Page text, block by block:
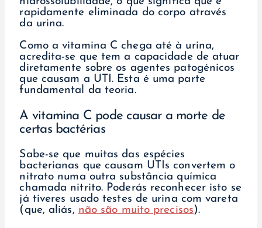
rapidamente eliminada do corpo através
da urina.
Como a vitamina C chega até à urina,
acredita-se que tem a capacidade de atuar
diretamente sobre os agentes patogénicos
que causam a UTI. Esta é uma parte
fundamental da teoria.
A vitamina C pode causar a morte de
certas bactérias
Sabe-se que muitas das espécies
bacterianas que causam UTIs convertem o
nitrato numa outra substância química
chamada nitrito. Poderás reconhecer isto se
já tiveres usado testes de urina com vareta
(que, aliás, não são muito precisos).